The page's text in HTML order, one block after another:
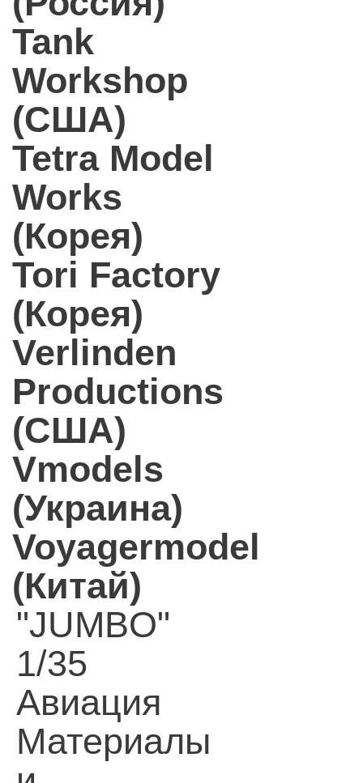
Tank
Workshop
(США)
Tetra Model
Works
(Корея)
Tori Factory
(Корея)
Verlinden
Productions
(США)
Vmodels
(Украина)
Voyagermodel
(Китай)
"JUMBO"
1/35
Авиация
Материалы